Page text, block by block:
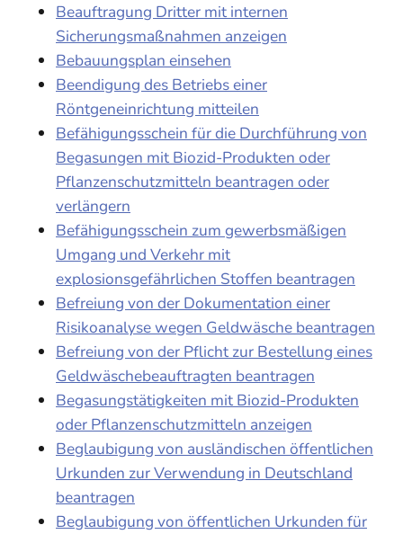
Beauftragung Dritter mit internen
Sicherungsmaßnahmen anzeigen
Bebauungsplan einsehen
Beendigung des Betriebs einer
Röntgeneinrichtung mitteilen
Befähigungsschein für die Durchführung von
Begasungen mit Biozid-Produkten oder
Pflanzenschutzmitteln beantragen oder
verlängern
Befähigungsschein zum gewerbsmäßigen
Umgang und Verkehr mit
explosionsgefährlichen Stoffen beantragen
Befreiung von der Dokumentation einer
Risikoanalyse wegen Geldwäsche beantragen
Befreiung von der Pflicht zur Bestellung eines
Geldwäschebeauftragten beantragen
Begasungstätigkeiten mit Biozid-Produkten
oder Pflanzenschutzmitteln anzeigen
Beglaubigung von ausländischen öffentlichen
Urkunden zur Verwendung in Deutschland
beantragen
Beglaubigung von öffentlichen Urkunden für